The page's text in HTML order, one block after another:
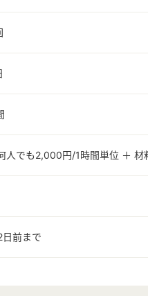
人でも2,000円/1時間単位 ＋ 材
前まで